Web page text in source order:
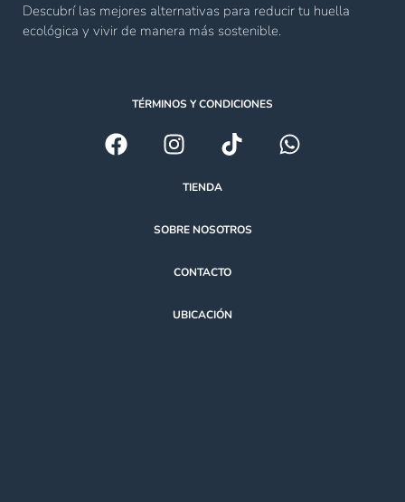
Descubrí las mejores alternativas para reducir tu huella
ecológica y vivir de manera más sostenible.
TÉRMINOS Y CONDICIONES
TIENDA
SOBRE NOSOTROS
CONTACTO
UBICACIÓN